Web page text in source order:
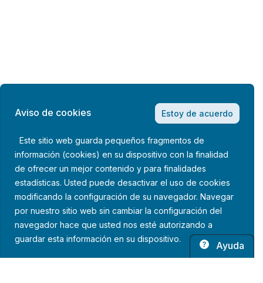
Aviso de cookies Estoy de acuerdo
Este sitio web guarda pequeños fragmentos de
información (cookies) en su dispositivo con la finalidad
de ofrecer un mejor contenido y para finalidades
estadísticas. Usted puede desactivar el uso de cookies
modificando la configuración de su navegador. Navegar
por nuestro sitio web sin cambiar la configuración del
navegador hace que usted nos esté autorizando a
guardar esta información en su dispositivo.
Ayuda